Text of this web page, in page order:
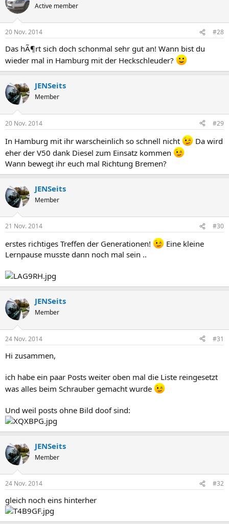
Active member
20 Nov. 2014 #28
Das hÃ¶rt sich doch schonmal sehr gut an! Wann bist du
wieder mal in Hamburg mit der Heckschleuder?
JENSeits
Member
20 Nov. 2014 #29
In Hamburg mit ihr warscheinlich so schnell nicht
Da wird
eher der V50 dank Diesel zum Einsatz kommen
Wann bewegt ihr euch mal Richtung Bremen?
JENSeits
Member
21 Nov. 2014 #30
erstes richtiges Treffen der Generationen!
Eine kleine
Lernpause musste dann noch mal sein ..
JENSeits
Member
24 Nov. 2014 #31
Hi zusammen,
ich habe ein paar Posts weiter oben mal die Liste reingesetzt
was alles beim Schrauber gemacht wurde
Und weil posts ohne Bild doof sind:
JENSeits
Member
24 Nov. 2014 #32
gleich noch eins hinterher